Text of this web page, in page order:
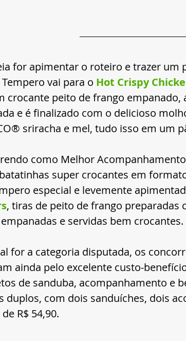
for apimentar o roteiro e trazer
vai para o Hot Crispy
crocante peito de frango empanado,
e é finalizado com o delicioso
sriracha e mel, tudo isso em um
como Melhor
super crocantes em
especial e levemente
, tiras de peito de frango preparadas
e servidas bem crocantes.
for a categoria disputada, os
ainda pelo excelente custo-
de sanduba, acompanhamento e
duplos, com dois sanduíches, dois
R$ 54,90.